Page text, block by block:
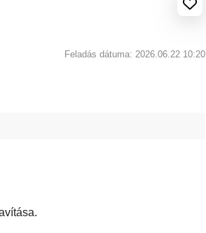
Feladás dátuma: 2026.06.22 10:20